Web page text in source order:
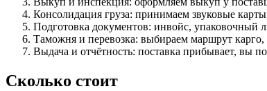
Консолидация груза: принимаем звуковые
Подготовка документов: инвойс,
Таможня и перевозка: выбираем маршрут
Выдача и отчётность: поставка прибывает, вы
Сколько стоит